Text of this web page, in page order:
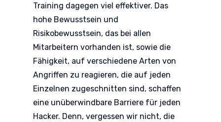
Training dagegen viel effektiver. Das
hohe Bewusstsein und
Risikobewusstsein, das bei allen
Mitarbeitern vorhanden ist, sowie die
Fähigkeit, auf verschiedene Arten von
Angriffen zu reagieren, die auf jeden
Einzelnen zugeschnitten sind, schaffen
eine unüberwindbare Barriere für jeden
Hacker. Denn, vergessen wir nicht, die